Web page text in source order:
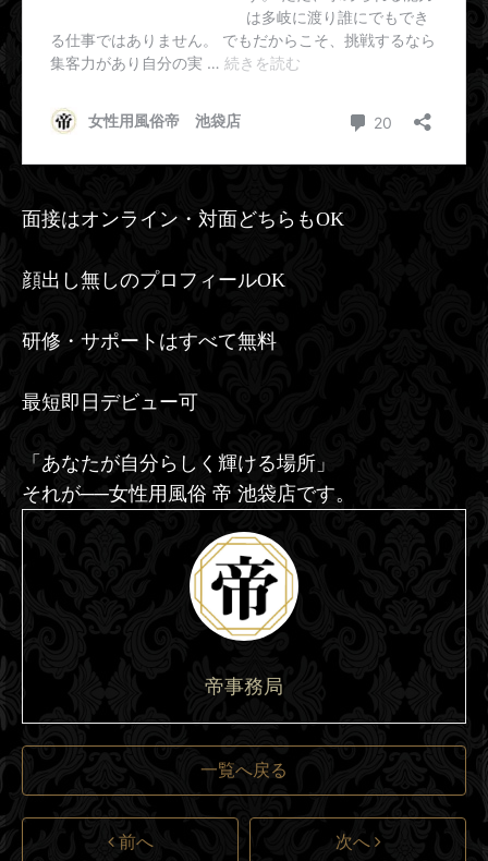
面接はオンライン・対面どちらもOK
顔出し無しのプロフィールOK
研修・サポートはすべて無料
最短即日デビュー可
「あなたが自分らしく輝ける場所」
それが──女性用風俗 帝 池袋店です。
帝事務局
前へ
一覧へ戻る
次へ